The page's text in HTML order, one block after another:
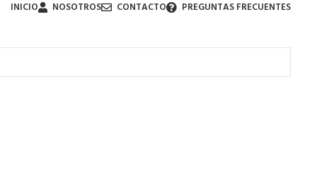
INICIO NOSOTROS CONTACTO
PREGUNTAS FRECUENTES